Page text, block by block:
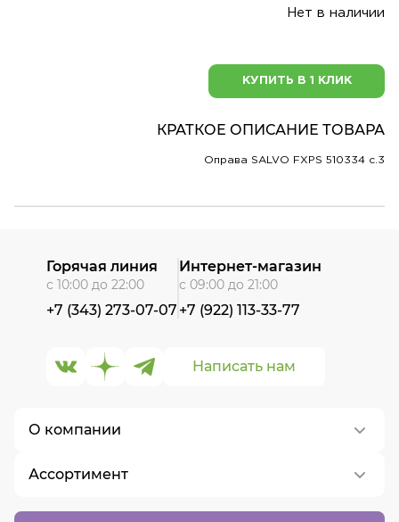
Нет в наличии
КУПИТЬ В 1 КЛИК
КРАТКОЕ ОПИСАНИЕ ТОВАРА
Оправа SALVO FXPS 510334 c.3
О компании
О нас
Контакты
Ассортимент
Написать нам
Горячая линия
с 10:00 до 22:00
+7 (343) 273-07-07
Интернет-магазин
с 09:00 до 21:00
+7 (922) 113-33-77